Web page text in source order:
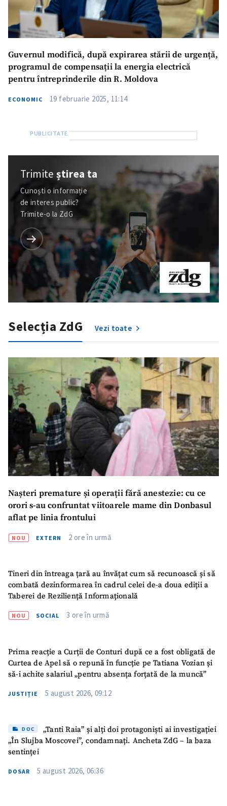
Guvernul modifică, după expirarea stării de urgență,
programul de compensații la energia electrică
pentru întreprinderile din R. Moldova
ECONOMIC 19 februarie 2025, 11:14
Trimiteștirea ta
Cunoști o informație
de interes public?
Trimite-o la ZdG
Selecția ZdG Vezi toate
Nașteri premature și operații fără anestezie: cu ce
orori s-au confruntat viitoarele mame din Donbasul
aflat pe linia frontului
NOU EXTERN 2 ore în urmă
Tineri din întreaga țară au învățat cum să recunoască și să
combată dezinformarea în cadrul celei de-a doua ediții a
Taberei de Reziliență Informațională
NOU SOCIAL 3 ore în urmă
Prima reacție a Curții de Conturi după ce a fost obligată de
Curtea de Apel să o repună în funcție pe Tatiana Vozian și
să-i achite salariul „pentru absența forțată de la muncă”
JUSTIȚIE 5 august 2026, 09:12
DOC
„Tanti Raia” și alți doi protagoniști ai investigației
„În Slujba Moscovei”, condamnați. Ancheta ZdG – la baza
sentinței
DOSAR 5 august 2026, 06:36